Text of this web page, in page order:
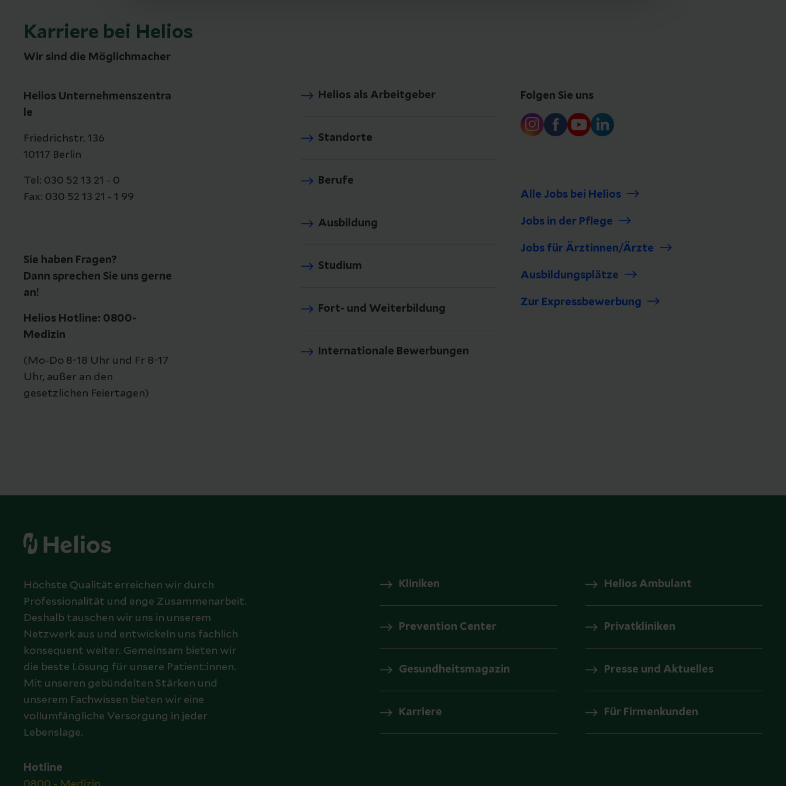
Karriere bei Helios
Wir sind die Möglichmacher
Helios Unternehmenszentra
le
Friedrichstr. 136
10117 Berlin
Tel: 030 52 13 21 - 0
Fax: 030 52 13 21 - 1 99
Sie haben Fragen?
Dann sprechen Sie uns gerne
an!
Helios Hotline: 0800-
Medizin
(Mo-Do 8-18 Uhr und Fr 8-17
Uhr, außer an den
gesetzlichen Feiertagen)
Helios als Arbeitgeber
Standorte
Berufe
Ausbildung
Studium
Fort- und Weiterbildung
Internationale Bewerbungen
Folgen Sie uns
Alle Jobs bei Helios
Jobs in der Pflege
Jobs für Ärztinnen/Ärzte
Ausbildungsplätze
Zur Expressbewerbung
Höchste Qualität erreichen wir durch
Professionalität und enge Zusammenarbeit.
Deshalb tauschen wir uns in unserem
Netzwerk aus und entwickeln uns fachlich
konsequent weiter. Gemeinsam bieten wir
die beste Lösung für unsere Patient:innen.
Mit unseren gebündelten Stärken und
unserem Fachwissen bieten wir eine
vollumfängliche Versorgung in jeder
Lebenslage.
Hotline
Kliniken Helios Ambulant
Prevention Center Privatkliniken
Gesundheitsmagazin Presse und Aktuelles
Karriere Für Firmenkunden